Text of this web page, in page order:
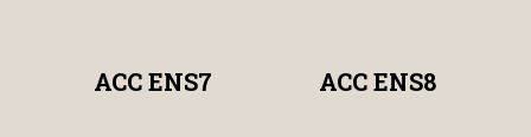
ACC ENS7 ACC ENS8